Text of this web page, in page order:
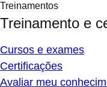
Treinamentos
Treinamento e
Cursos e exames
Certificações
Avaliar meu